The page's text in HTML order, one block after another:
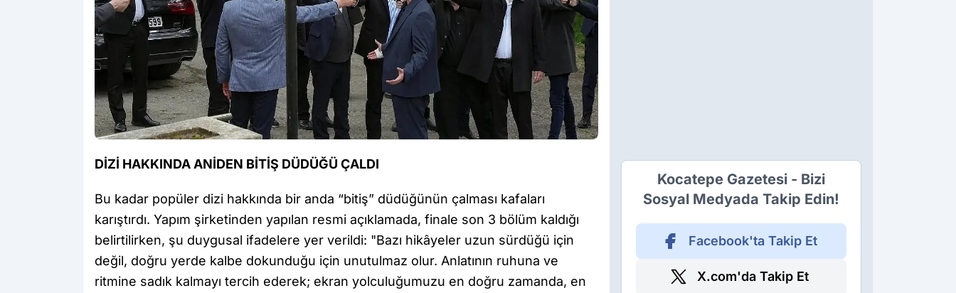
DİZİ HAKKINDA ANİDEN BİTİŞ DÜDÜĞÜ ÇALDI
Bu kadar popüler dizi hakkında bir anda “bitiş” düdüğünün çalması kafaları
karıştırdı. Yapım şirketinden yapılan resmi açıklamada, finale son 3 bölüm kaldığı
belirtilirken, şu duygusal ifadelere yer verildi: "Bazı hikâyeler uzun sürdüğü için
değil, doğru yerde kalbe dokunduğu için unutulmaz olur. Anlatının ruhuna ve
ritmine sadık kalmayı tercih ederek; ekran yolculuğumuzu en doğru zamanda, en
Kocatepe Gazetesi - Bizi
Sosyal Medyada Takip Edin!
Facebook'ta Takip Et
X.com'da Takip Et